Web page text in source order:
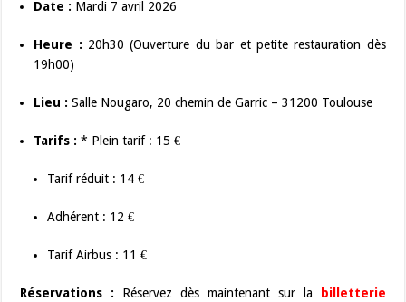
Date : Mardi 7 avril 2026
Heure : 20h30 (Ouverture du bar et petite restauration dès
19h00)
Lieu : Salle Nougaro, 20 chemin de Garric – 31200 Toulouse
Tarifs : * Plein tarif : 15 €
Tarif réduit : 14 €
Adhérent : 12 €
Tarif Airbus : 11 €
Réservations : Réservez dès maintenant sur la
billetterie